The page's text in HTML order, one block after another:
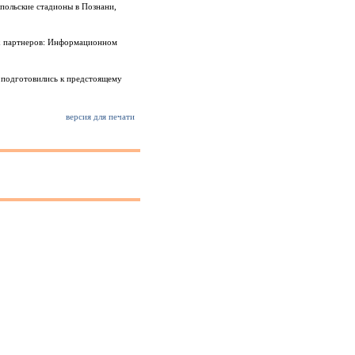
стадионы в Познани,
партнеров: Информационном
к предстоящему
версия для печати